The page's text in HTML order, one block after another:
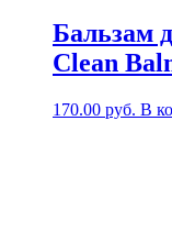
Бальзам
Clean
170.00 руб. В